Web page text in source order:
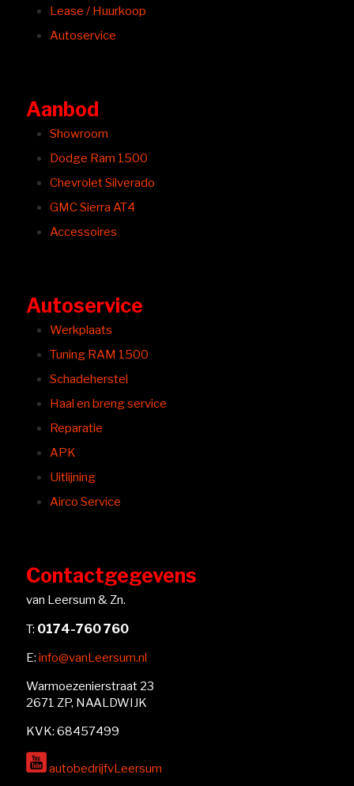
Lease / Huurkoop
Autoservice
Aanbod
Showroom
Dodge Ram 1500
Chevrolet Silverado
GMC Sierra AT4
Accessoires
Autoservice
Werkplaats
Tuning RAM 1500
Schadeherstel
Haal en breng service
Reparatie
APK
Uitlijning
Airco Service
Contactgegevens
van Leersum & Zn.
T: 0174-760 760
E: info@vanLeersum.nl
Warmoezenierstraat 23
2671 ZP, NAALDWIJK
KVK: 68457499
autobedrijfvLeersum